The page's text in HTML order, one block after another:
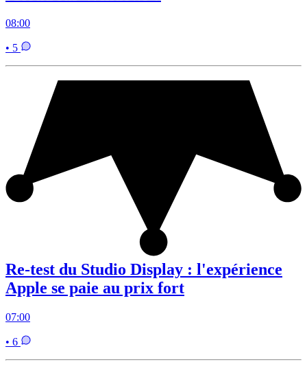
08:00
• 5
Re-test du Studio Display : l'expérience
Apple se paie au prix fort
07:00
• 6